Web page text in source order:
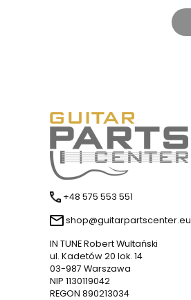
+48 575 553 551
shop@guitarpartscenter.eu
IN TUNE Robert Wultański
ul. Kadetów 20 lok. 14
03-987 Warszawa
NIP 1130119042
REGON 890213034